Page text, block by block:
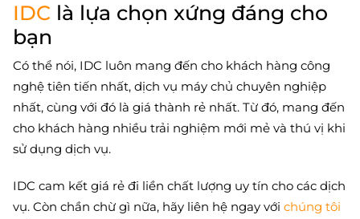
IDC là lựa chọn xứng đáng cho
bạn
Có thể nói, IDC luôn mang đến cho khách hàng công
nghệ tiên tiến nhất, dịch vụ máy chủ chuyên nghiệp
nhất, cùng với đó là giá thành rẻ nhất. Từ đó, mang đến
cho khách hàng nhiều trải nghiệm mới mẻ và thú vị khi
sử dụng dịch vụ.
IDC cam kết giá rẻ đi liền chất lượng uy tín cho các dịch
vụ. Còn chần chừ gì nữa, hãy liên hệ ngay với chúng tôi